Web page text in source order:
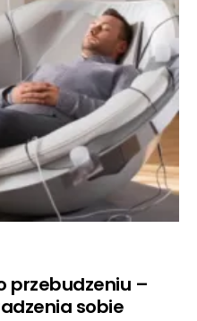
przebudzeniu –
sobie